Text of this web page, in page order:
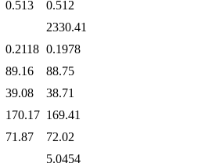
0.513
0.512
2330.41
0.2118 0.1978
89.16
88.75
39.08
38.71
170.17 169.41
71.87
72.02
5.0454